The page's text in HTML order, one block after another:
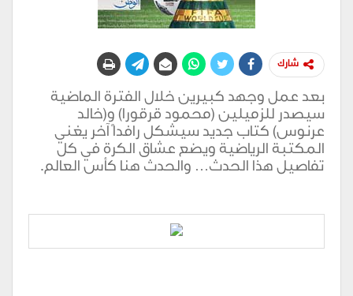
شارك
بعد عمل وجهد كبيرين خلال الفترة الماضية
سيصدر للزميلين (محمود قرقورا) و(خالد
عرنوس) كتاب جديد سيشكل رافداً آخر يغني
المكتبة الرياضية ويضع عشاق الكرة في كل
تفاصيل هذا الحدث… والحدث هنا كأس العالم.